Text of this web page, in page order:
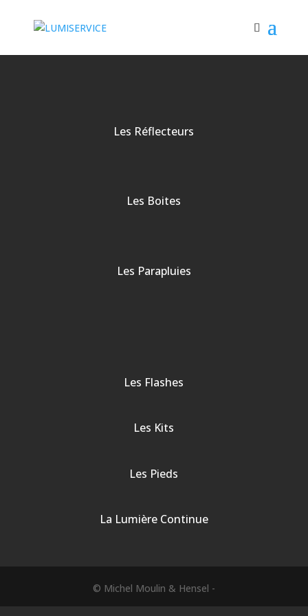
Les Réflecteurs
Les Boites
Les Parapluies
Les Flashes
Les Kits
Les Pieds
La Lumière Continue
© Michel Moulin & Hensel -